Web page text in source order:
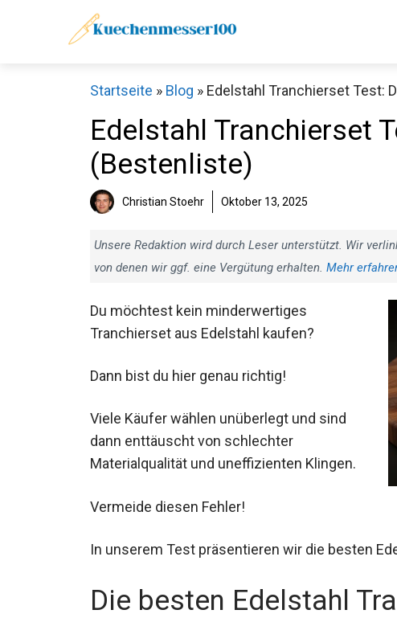
Startseite » Blog » Edelstahl Tranchierset Test:
Edelstahl Tranchierset
(Bestenliste)
Christian Stoehr Oktober 13, 2025
Unsere Redaktion wird durch Leser unterstützt. Wir
von denen wir ggf. eine Vergütung erhalten. Mehr
Du möchtest kein minderwertiges
Tranchierset aus Edelstahl kaufen?
Dann bist du hier genau richtig!
Viele Käufer wählen unüberlegt und sind
dann enttäuscht von schlechter
Materialqualität und uneffizienten Klingen.
Vermeide diesen Fehler!
In unserem Test präsentieren wir die besten
Die besten Edelstahl